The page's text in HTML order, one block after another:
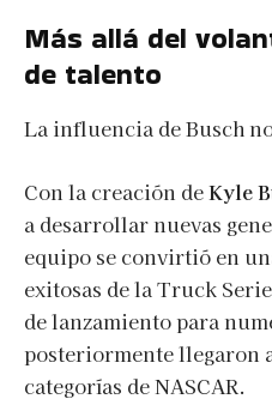
Más allá del
de talento
La influencia de Busch
Con la creación deKyle
a desarrollar nuevas
equipo se convirtió en
exitosas de la Truck
de lanzamiento para
posteriormente llegaron
categorías de NASCAR.